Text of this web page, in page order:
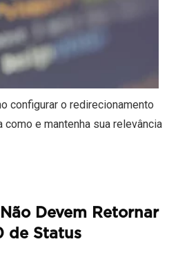
configurar o redirecionamento
e mantenha sua relevância
Devem Retornar
de Status